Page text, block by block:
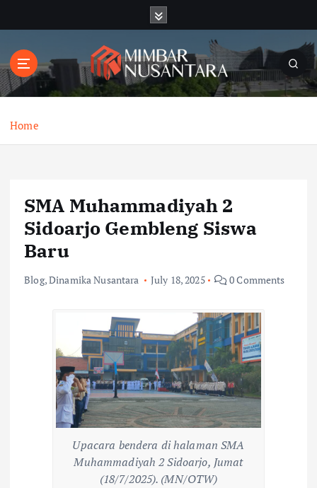
t
o
Home
SMA Muhammadiyah 2
Sidoarjo Gembleng Siswa
Baru
Blog,Dinamika Nusantara July 18, 2025 0 Comments
Upacara bendera di halaman SMA
Muhammadiyah 2 Sidoarjo, Jumat
(18/7/2025). (MN/OTW)